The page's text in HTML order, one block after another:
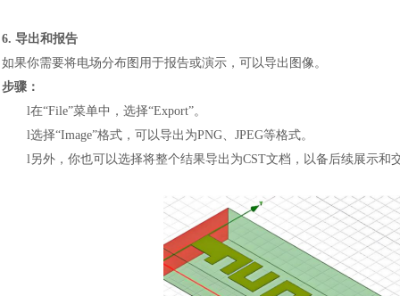
6. 导出和报告
如果你需要将电场分布图用于报告或演示，可以导出图像。
步骤：
l在“File”菜单中，选择“Export”。
l选择“Image”格式，可以导出为PNG、JPEG等格式。
l另外，你也可以选择将整个结果导出为CST文档，以备后续展示和